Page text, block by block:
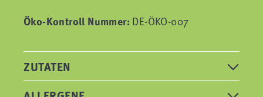
Öko-Kontroll Nummer: DE-ÖKO-007
ZUTATEN